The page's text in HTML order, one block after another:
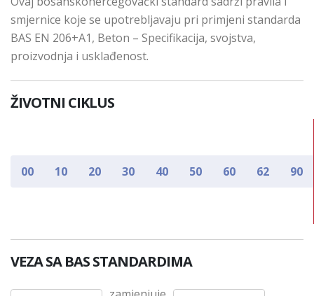
smjernice koje se upotrebljavaju pri primjeni standarda
BAS EN 206+A1, Beton – Specifikacija, svojstva,
proizvodnja i usklađenost.
ŽIVOTNI CIKLUS
00 10 20 30 40 50 60 62 90
VEZA SA BAS STANDARDIMA